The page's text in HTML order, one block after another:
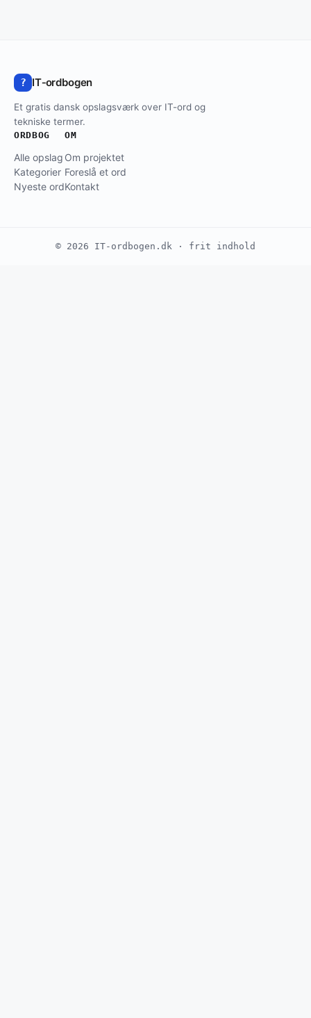
? IT‑ordbogen
Et gratis dansk opslagsværk over IT-ord og
tekniske termer.
ORDBOG
Alle opslag
Kategorier
Nyeste ord
OM
Om projektet
Foreslå et ord
Kontakt
© 2026 IT-ordbogen.dk · frit indhold